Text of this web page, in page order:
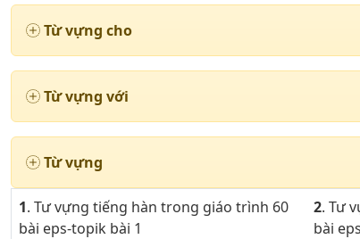
Từ vựng cho
Từ vựng với
Từ vựng
1. Tư vựng tiếng hàn trong giáo trình 60
bài eps-topik bài 1
2. Tư
bài